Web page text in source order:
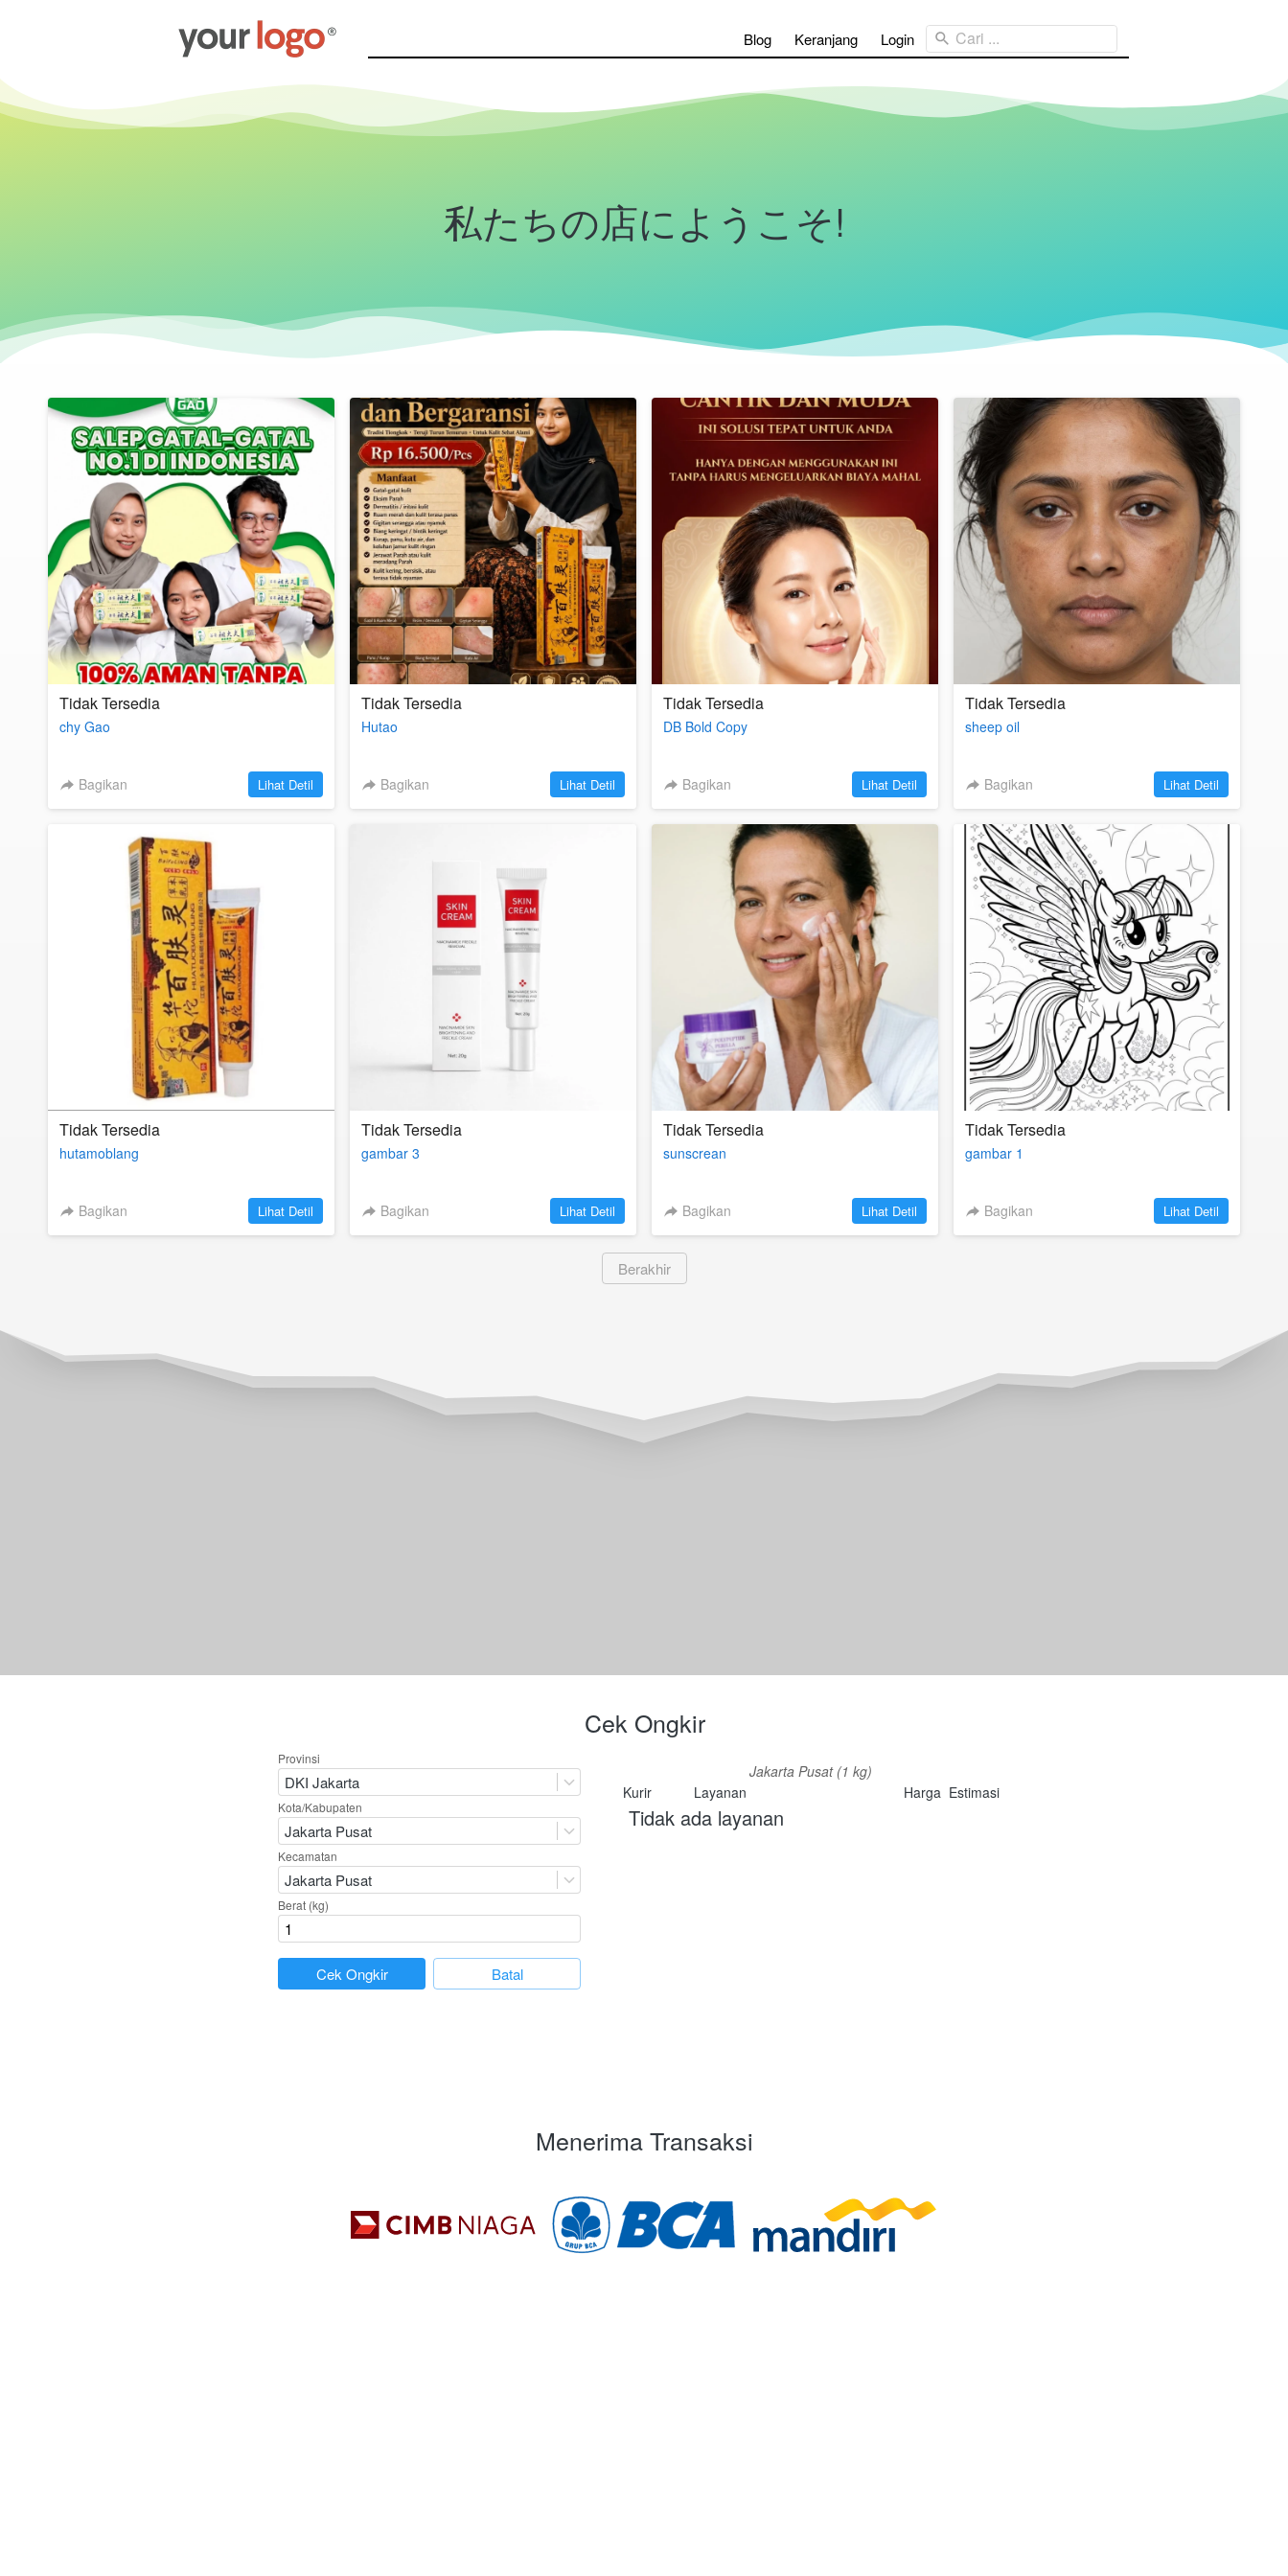
Blog Keranjang Login Cari ...
私たちの店にようこそ!
Tidak Tersedia
chy Gao
Bagikan `Lihat Detil
Tidak Tersedia
Hutao
Bagikan `Lihat Detil
Tidak Tersedia
DB Bold Copy
Bagikan `Lihat Detil
Tidak Tersedia
sheep oil
Bagikan `Lihat Detil
Tidak Tersedia
hutamoblang
Bagikan `Lihat Detil
Tidak Tersedia
gambar 3
Bagikan `Lihat Detil
Tidak Tersedia
sunscrean
Bagikan `Lihat Detil
Tidak Tersedia
gambar 1
Bagikan `Lihat Detil
`Berakhir
Cek Ongkir
Provinsi
DKI Jakarta
Kota/Kabupaten
Jakarta Pusat
Kecamatan
Jakarta Pusat
Berat (kg)
`
Cek Ongkir `Batal
Jakarta Pusat (1 kg)
Kurir
Layanan Harga Estimasi
Tidak ada layanan
Menerima Transaksi